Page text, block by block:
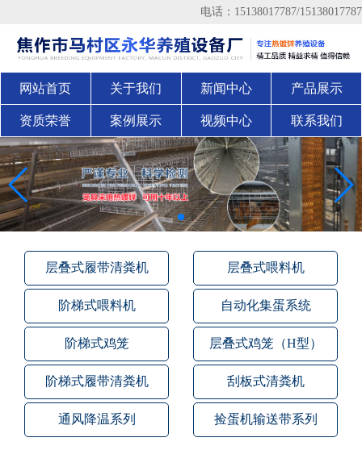
电话：15138017787/15138017787
网站首页 关于我们 新闻中心 产品展示
资质荣誉 案例展示 视频中心 联系我们
层叠式履带清粪机 层叠式喂料机
阶梯式喂料机 自动化集蛋系统
阶梯式鸡笼 层叠式鸡笼（H型）
阶梯式履带清粪机 刮板式清粪机
通风降温系列 捡蛋机输送带系列